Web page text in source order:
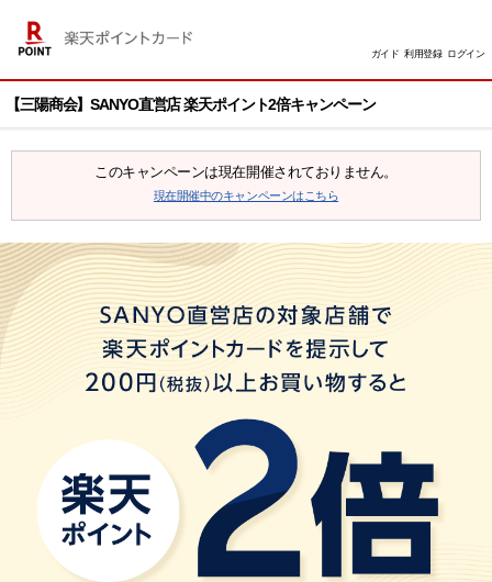
ガイド 利用登録 ログイン
【三陽商会】SANYO直営店 楽天ポイント2倍キャンペーン
このキャンペーンは現在開催されておりません。
現在開催中のキャンペーンはこちら